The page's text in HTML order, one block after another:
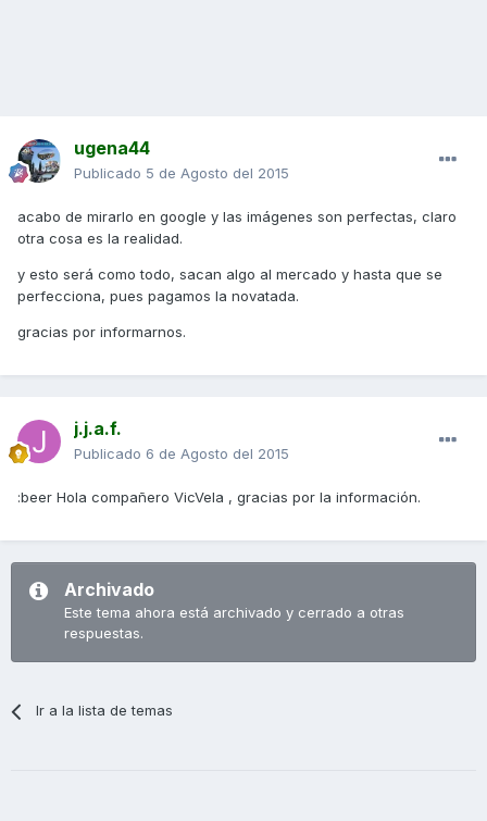
ugena44
Publicado 5 de Agosto del 2015
acabo de mirarlo en google y las imágenes son perfectas, claro
otra cosa es la realidad.
y esto será como todo, sacan algo al mercado y hasta que se
perfecciona, pues pagamos la novatada.
gracias por informarnos.
j.j.a.f.
Publicado 6 de Agosto del 2015
:beer Hola compañero VicVela , gracias por la información.
Archivado
Este tema ahora está archivado y cerrado a otras
respuestas.
Ir a la lista de temas